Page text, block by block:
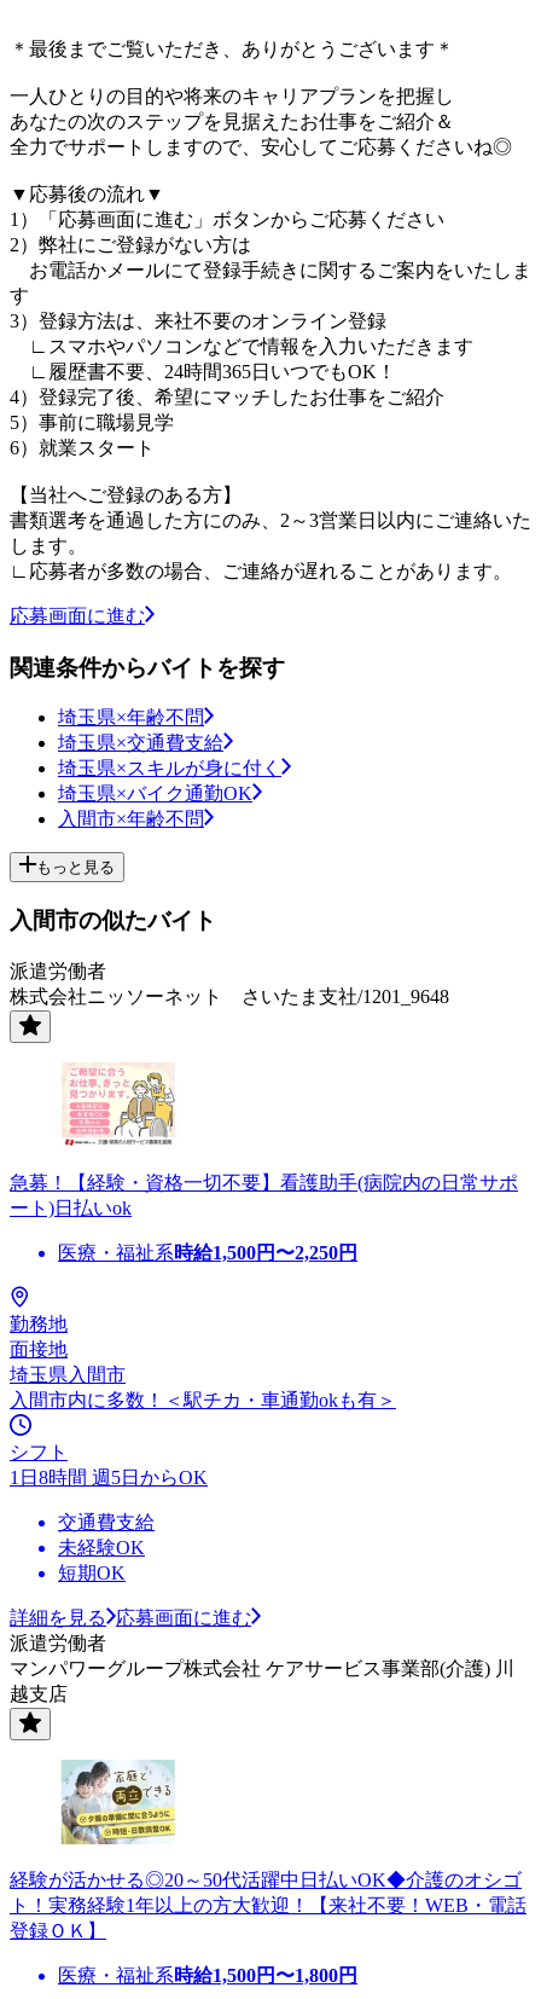
＊最後までご覧いただき、ありがとうございます＊
一人ひとりの目的や将来のキャリアプランを把握し
あなたの次のステップを見据えたお仕事をご紹介＆
全力でサポートしますので、安心してご応募くださいね◎
▼応募後の流れ▼
1）「応募画面に進む」ボタンからご応募ください
2）弊社にご登録がない方は
お電話かメールにて登録手続きに関するご案内をいたしま
す
3）登録方法は、来社不要のオンライン登録
∟スマホやパソコンなどで情報を入力いただきます
∟履歴書不要、24時間365日いつでもOK！
4）登録完了後、希望にマッチしたお仕事をご紹介
5）事前に職場見学
6）就業スタート
【当社へご登録のある方】
書類選考を通過した方にのみ、2～3営業日以内にご連絡いた
します。
∟応募者が多数の場合、ご連絡が遅れることがあります。
応募画面に進む
関連条件からバイトを探す
埼玉県×年齢不問
埼玉県×交通費支給
埼玉県×スキルが身に付く
埼玉県×バイク通勤OK
入間市×年齢不問
もっと見る
入間市の似たバイト
派遣労働者
株式会社ニッソーネット さいたま支社/1201_9648
急募！【経験・資格一切不要】看護助手(病院内の日常サポ
ート)日払いok
医療・福祉系時給1,500円〜2,250円
勤務地
面接地
埼玉県入間市
入間市内に多数！＜駅チカ・車通勤okも有＞
シフト
1日8時間 週5日からOK
交通費支給
未経験OK
短期OK
詳細を見る
応募画面に進む
派遣労働者
マンパワーグループ株式会社 ケアサービス事業部(介護) 川
越支店
経験が活かせる◎20～50代活躍中日払いOK◆介護のオシゴ
ト！実務経験1年以上の方大歓迎！【来社不要！WEB・電話
登録ＯＫ】
医療・福祉系時給1,500円〜1,800円